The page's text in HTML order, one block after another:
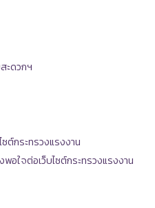
ะดวกฯ
ต์กระทรวงแรงงาน
อใจต่อเว็บไซต์กระทรวงแรงงาน